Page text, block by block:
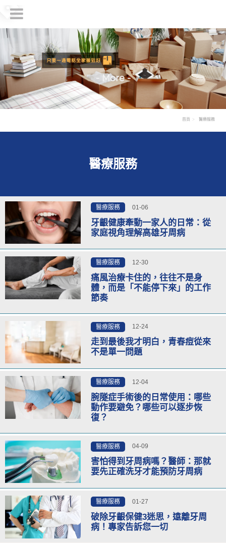
- More -
首頁 醫療服務
醫療服務
醫療服務 01-06
牙齦健康牽動一家人的日常：從
家庭視角理解高雄牙周病
醫療服務 12-30
痛風治療卡住的，往往不是身
體，而是「不能停下來」的工作
節奏
醫療服務 12-24
走到最後我才明白，青春痘從來
不是單一問題
醫療服務 12-04
腕隧症手術後的日常使用：哪些
動作要避免？哪些可以逐步恢
復？
醫療服務 04-09
害怕得到牙周病嗎？醫師：那就
要先正確洗牙才能預防牙周病
醫療服務 01-27
破除牙齦保健3迷思，遠離牙周
病！專家告訴您一切